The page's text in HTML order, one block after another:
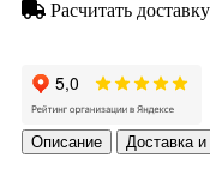
Расчитать доставку
Описание Доставка